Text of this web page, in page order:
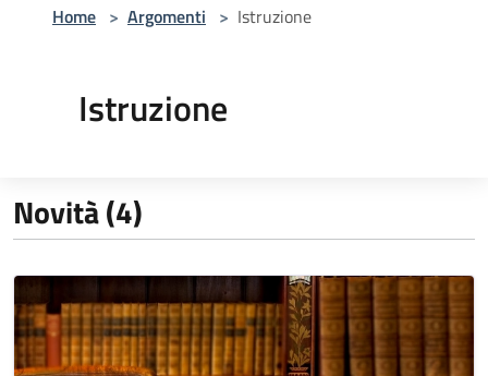
Home > Argomenti > Istruzione
Istruzione
Novità (4)